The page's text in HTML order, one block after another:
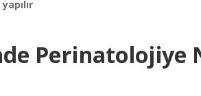
Perinatolojiye